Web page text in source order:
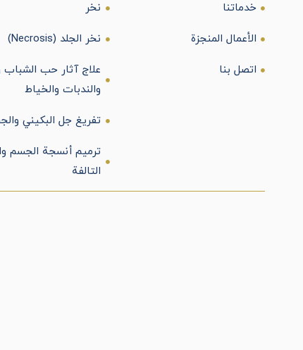
خدماتنا
الأعمال المنجزة
اتصل بنا
نخر
نخر الجلد (Necrosis)
علاج آثار حب الشباب
والندبات والخياط
تفريغ جل البكيني
ترميم أنسجة الجسم
التالفة